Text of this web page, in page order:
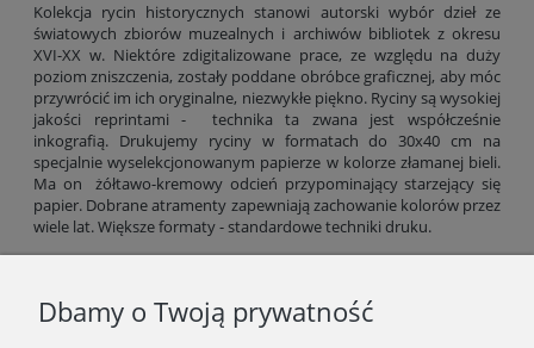
Kolekcja rycin historycznych stanowi autorski wybór dzieł ze
światowych zbiorów muzealnych i archiwów bibliotek z okresu
XVI-XX w. Niektóre zdigitalizowane prace, ze względu na duży
poziom zniszczenia, zostały poddane obróbce graficznej, aby móc
przywrócić im ich oryginalne, niezwykłe piękno. Ryciny są wysokiej
jakości reprintami - technika ta zwana jest współcześnie
inkografią. Drukujemy ryciny w formatach do 30x40 cm na
specjalnie wyselekcjonowanym papierze w kolorze złamanej bieli.
Ma on żółtawo-kremowy odcień przypominający starzejący się
papier. Dobrane atramenty zapewniają zachowanie kolorów przez
wiele lat. Większe formaty - standardowe techniki druku.
Odbiór kolorów rycin zależy od ustawień jasności ekranu, dlatego
Dbamy o Twoją prywatność